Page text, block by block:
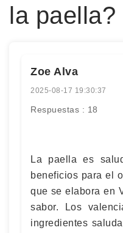
la paella?
Zoe Alva
2025-08-17 19:30:37
Respuestas : 18
La paella es
beneficios para el
que se elabora en
sabor. Los
ingredientes